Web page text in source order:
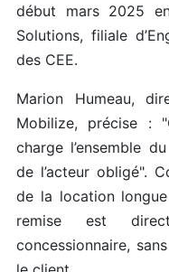
début mars 2025
Solutions, filiale
des CEE.
Marion Humeau,
Mobilize, précise :
charge l’ensemble
de l’acteur obligé".
de la location
remise est
concessionnaire,